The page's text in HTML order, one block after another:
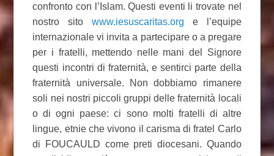
confronto con l’Islam. Questi eventi li trovate nel
nostro sito www.iesuscaritas.org e l’equipe
internazionale vi invita a partecipare o a pregare
per i fratelli, mettendo nelle mani del Signore
questi incontri di fraternità, e sentirci parte della
fraternità universale. Non dobbiamo rimanere
soli nei nostri piccoli gruppi delle fraternità locali
o di ogni paese: ci sono molti fratelli di altre
lingue, etnie che vivono il carisma di fratel Carlo
di FOUCAULD come preti diocesani. Quando